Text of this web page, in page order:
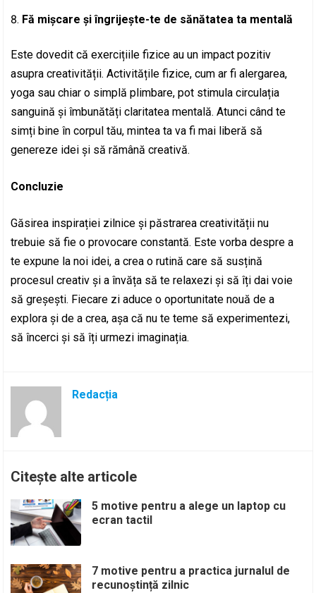
Fă mișcare și îngrijește-te de sănătatea ta mentală
Este dovedit că exercițiile fizice au un impact pozitiv
asupra creativității. Activitățile fizice, cum ar fi alergarea,
yoga sau chiar o simplă plimbare, pot stimula circulația
sanguină și îmbunătăți claritatea mentală. Atunci când te
simți bine în corpul tău, mintea ta va fi mai liberă să
genereze idei și să rămână creativă.
Concluzie
Găsirea inspirației zilnice și păstrarea creativității nu
trebuie să fie o provocare constantă. Este vorba despre a
te expune la noi idei, a crea o rutină care să susțină
procesul creativ și a învăța să te relaxezi și să îți dai voie
să greșești. Fiecare zi aduce o oportunitate nouă de a
explora și de a crea, așa că nu te teme să experimentezi,
să încerci și să îți urmezi imaginația.
Redacția
Citește alte articole
5 motive pentru a alege un laptop cu
ecran tactil
7 motive pentru a practica jurnalul de
recunoștință zilnic